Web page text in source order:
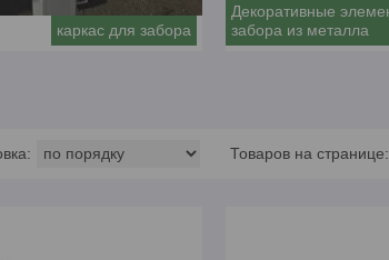
каркас для забора
Декоративные
забора из металла